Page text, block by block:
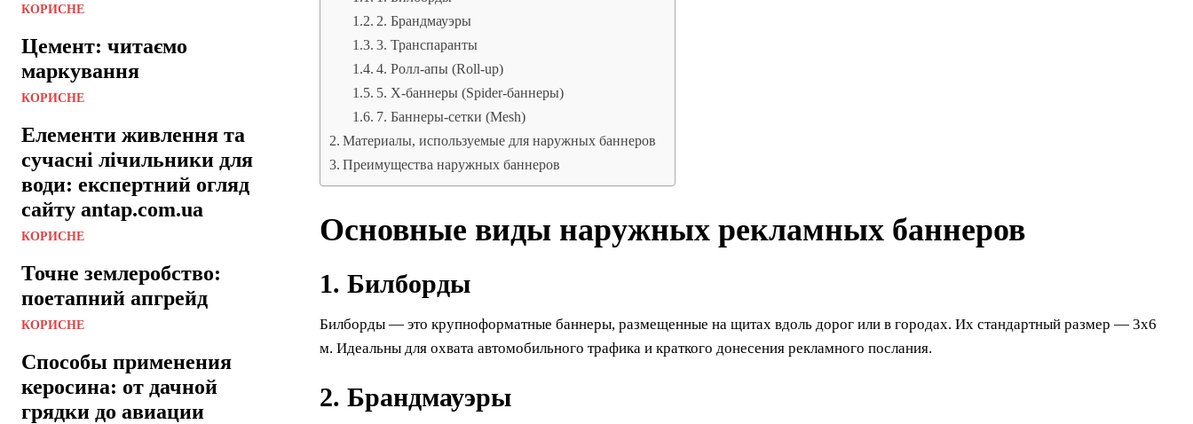
КОРИСНЕ
Цемент: читаємо
маркування
КОРИСНЕ
Елементи живлення та
сучасні лічильники для
води: експертний огляд
сайту antap.com.ua
КОРИСНЕ
Точне землеробство:
поетапний апгрейд
КОРИСНЕ
Способы применения
керосина: от дачной
грядки до авиации
2. Брандмауэры
3. Транспаранты
4. Ролл-апы (Roll-up)
5. Х-баннеры (Spider-баннеры)
7. Баннеры-сетки (Mesh)
Материалы, используемые для наружных баннеров
Преимущества наружных баннеров
Основные виды наружных рекламных баннеров
1. Билборды
Билборды — это крупноформатные баннеры, размещенные на щитах вдоль дорог или в городах. Их стандартный размер — 3х6
м. Идеальны для охвата автомобильного трафика и краткого донесения рекламного послания.
2. Брандмауэры